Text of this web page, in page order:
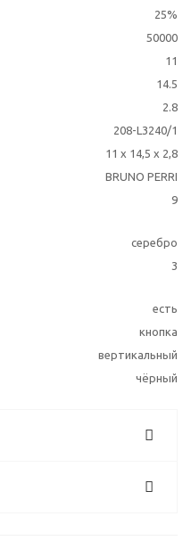
25%
50000
11
14.5
2.8
208-L3240/1
11 x 14,5 x 2,8
BRUNO PERRI
9
серебро
3
есть
кнопка
вертикальный
чёрный